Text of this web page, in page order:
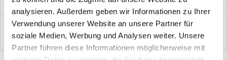
analysieren. Außerdem geben wir Informationen zu Ihrer
Verwendung unserer Website an unsere Partner für
soziale Medien, Werbung und Analysen weiter. Unsere
Partner führen diese Informationen möglicherweise mit
einbaufertig bestellen. In wenigen...
Bewertungen
0
Bewertungen lesen, schreiben und diskutieren...mehr